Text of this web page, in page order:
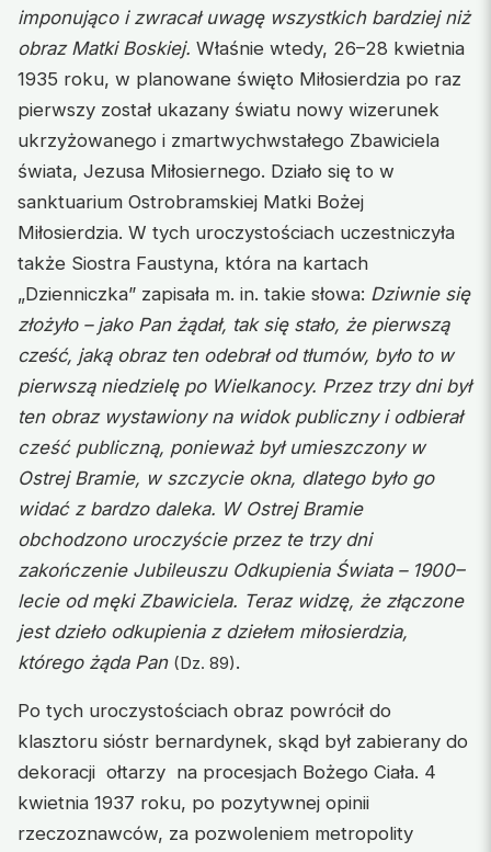
imponująco i zwracał uwagę wszystkich bardziej niż
obraz Matki Boskiej. Właśnie wtedy, 26–28 kwietnia
1935 roku, w planowane święto Miłosierdzia po raz
pierwszy został ukazany światu nowy wizerunek
ukrzyżowanego i zmartwychwstałego Zbawiciela
świata, Jezusa Miłosiernego. Działo się to w
sanktuarium Ostrobramskiej Matki Bożej
Miłosierdzia. W tych uroczystościach uczestniczyła
także Siostra Faustyna, która na kartach
„Dzienniczka” zapisała m. in. takie słowa: Dziwnie się
złożyło – jako Pan żądał, tak się stało, że pierwszą
cześć, jaką obraz ten odebrał od tłumów, było to w
pierwszą niedzielę po Wielkanocy. Przez trzy dni był
ten obraz wystawiony na widok publiczny i odbierał
cześć publiczną, ponieważ był umieszczony w
Ostrej Bramie, w szczycie okna, dlatego było go
widać z bardzo daleka. W Ostrej Bramie
obchodzono uroczyście przez te trzy dni
zakończenie Jubileuszu Odkupienia Świata – 1900–
lecie od męki Zbawiciela. Teraz widzę, że złączone
jest dzieło odkupienia z dziełem miłosierdzia,
którego żąda Pan (Dz. 89).
Po tych uroczystościach obraz powrócił do
klasztoru sióstr bernardynek, skąd był zabierany do
dekoracji ołtarzy na procesjach Bożego Ciała. 4
kwietnia 1937 roku, po pozytywnej opinii
rzeczoznawców, za pozwoleniem metropolity